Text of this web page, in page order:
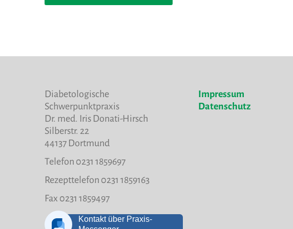
Diabetologische
Schwerpunktpraxis
Dr. med. Iris Donati-Hirsch
Silberstr. 22
44137 Dortmund
Telefon 0231 1859697
Rezepttelefon 0231 1859163
Fax 0231 1859497
Impressum
Datenschutz